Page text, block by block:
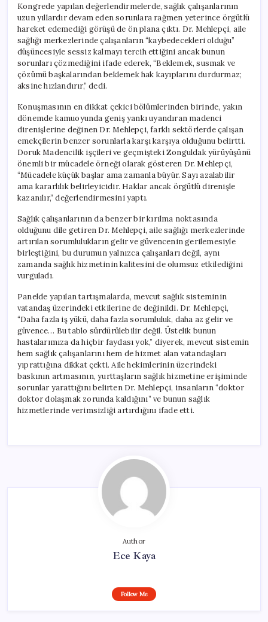
Kongrede yapılan değerlendirmelerde, sağlık çalışanlarının
uzun yıllardır devam eden sorunlara rağmen yeterince örgütlü
hareket edemediği görüşü de ön plana çıktı. Dr. Mehlepçi, aile
sağlığı merkezlerinde çalışanların “kaybedecekleri olduğu”
düşüncesiyle sessiz kalmayı tercih ettiğini ancak bunun
sorunları çözmediğini ifade ederek, “Beklemek, susmak ve
çözümü başkalarından beklemek hak kayıplarını durdurmaz;
aksine hızlandırır,” dedi.
Konuşmasının en dikkat çekici bölümlerinden birinde, yakın
dönemde kamuoyunda geniş yankı uyandıran madenci
direnişlerine değinen Dr. Mehlepçi, farklı sektörlerde çalışan
emekçilerin benzer sorunlarla karşı karşıya olduğunu belirtti.
Doruk Madencilik işçileri ve geçmişteki Zonguldak yürüyüşünü
önemli bir mücadele örneği olarak gösteren Dr. Mehlepçi,
“Mücadele küçük başlar ama zamanla büyür. Sayı azalabilir
ama kararlılık belirleyicidir. Haklar ancak örgütlü direnişle
kazanılır,” değerlendirmesini yaptı.
Sağlık çalışanlarının da benzer bir kırılma noktasında
olduğunu dile getiren Dr. Mehlepçi, aile sağlığı merkezlerinde
artırılan sorumlulukların gelir ve güvencenin gerilemesiyle
birleştiğini, bu durumun yalnızca çalışanları değil, aynı
zamanda sağlık hizmetinin kalitesini de olumsuz etkilediğini
vurguladı.
Panelde yapılan tartışmalarda, mevcut sağlık sisteminin
vatandaş üzerindeki etkilerine de değinildi. Dr. Mehlepçi,
“Daha fazla iş yükü, daha fazla sorumluluk, daha az gelir ve
güvence… Bu tablo sürdürülebilir değil. Üstelik bunun
hastalarımıza da hiçbir faydası yok,” diyerek, mevcut sistemin
hem sağlık çalışanlarını hem de hizmet alan vatandaşları
yıprattığına dikkat çekti. Aile hekimlerinin üzerindeki
baskının artmasının, yurttaşların sağlık hizmetine erişiminde
sorunlar yarattığını belirten Dr. Mehlepçi, insanların “doktor
doktor dolaşmak zorunda kaldığını” ve bunun sağlık
hizmetlerinde verimsizliği artırdığını ifade etti.
Author
Ece Kaya
Follow Me